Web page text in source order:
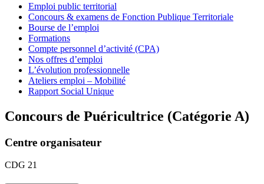
Emploi public territorial
Concours & examens de Fonction Publique Territoriale
Bourse de l’emploi
Formations
Compte personnel d’activité (CPA)
Nos offres d’emploi
L’évolution professionnelle
Ateliers emploi – Mobilité
Rapport Social Unique
Concours de Puéricultrice (Catégorie A)
Centre organisateur
CDG 21